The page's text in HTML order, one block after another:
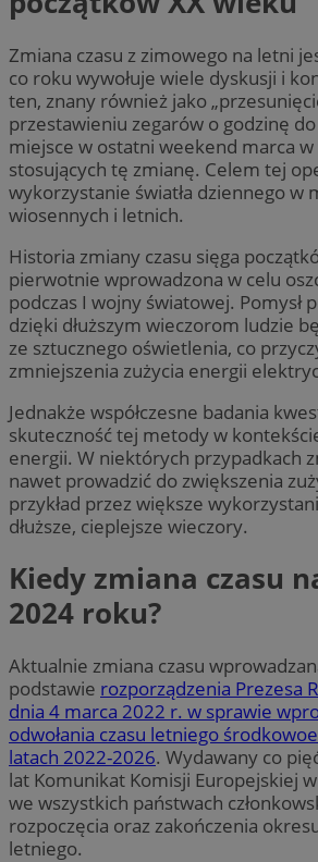
Zmiana czasu z zimowego na letni
co roku wywołuje wiele dyskusji i
ten, znany również jako
przestawieniu zegarów o godzinę
miejsce w ostatni weekend marca
stosujących tę zmianę. Celem tej
wykorzystanie światła dziennego w
wiosennych i letnich.
Historia zmiany czasu sięga
pierwotnie wprowadzona w celu
podczas I wojny światowej. Pomysł
dzięki dłuższym wieczorom ludzie
ze sztucznego oświetlenia, co
zmniejszenia zużycia energii
Jednakże współczesne badania
skuteczność tej metody w
energii. W niektórych przypadkach
nawet prowadzić do zwiększenia
przykład przez większe
dłuższe, cieplejsze wieczory.
Kiedy zmiana czasu
2024 roku?
Aktualnie zmiana czasu
podstawie rozporządzenia Prezesa
dnia 4 marca 2022 r. w sprawie
odwołania czasu letniego
latach 2022-2026. Wydawany co
lat Komunikat Komisji Europejskiej
we wszystkich państwach
rozpoczęcia oraz zakończenia
letniego.